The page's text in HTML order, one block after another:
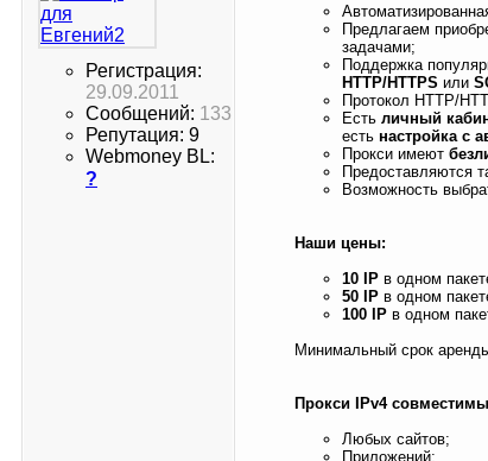
Регистрация:
29.09.2011
Сообщений: 133
Репутация: 9
Webmoney BL:
?
Предлагаем
задачами;
Поддержка
HTTP/HTTPS или
Протокол HTTP/
Есть личный
есть настройка с
Прокси имеют
Предоставляются
Возможность
Наши цены:
10 IP в одном
50 IP в одном
100 IP в одном
Минимальный срок
Прокси IPv4
Любых сайтов;
Приложений;